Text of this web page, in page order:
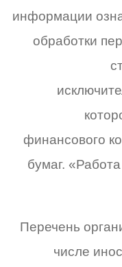
информации
обработки
финансового
бумаг.
Перечень
числе